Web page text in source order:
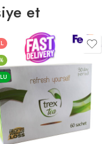
et